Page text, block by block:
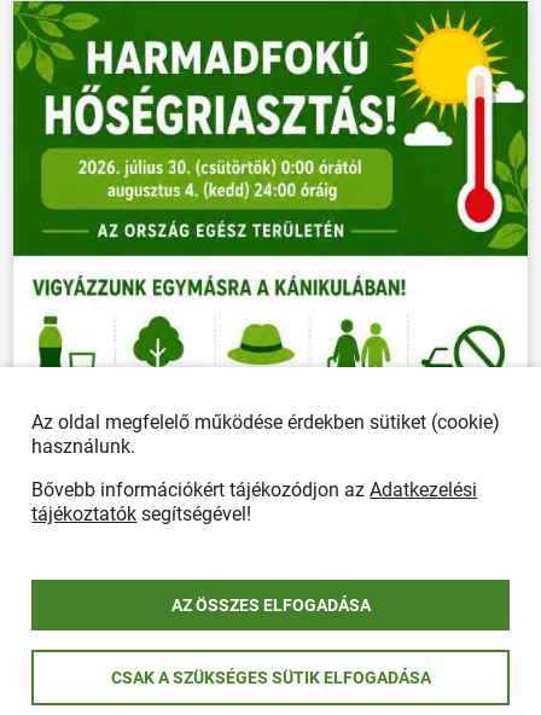
Az oldal megfelelő működése érdekben sütiket (cookie)
használunk.
Bővebb információkért tájékozódjon azAdatkezelési
tájékoztatók segítségével!
AZ ÖSSZES ELFOGADÁSA
CSAK A SZÜKSÉGES SÜTIK ELFOGADÁSA